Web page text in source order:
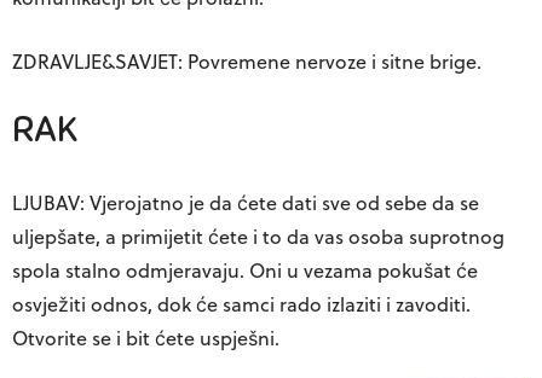
ZDRAVLJE&SAVJET: Povremene nervoze i sitne brige.
RAK
LJUBAV: Vjerojatno je da ćete dati sve od sebe da se
uljepšate, a primijetit ćete i to da vas osoba suprotnog
spola stalno odmjeravaju. Oni u vezama pokušat će
osvježiti odnos, dok će samci rado izlaziti i zavoditi.
Otvorite se i bit ćete uspješni.